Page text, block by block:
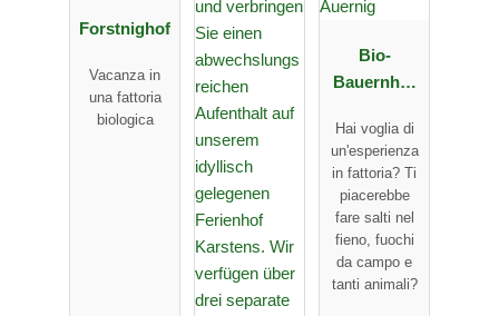
Forstnighof
Vacanza in
una fattoria
biologica
Bio-
Bauernhof
Hai voglia di
un'esperienza
in fattoria? Ti
piacerebbe
fare salti nel
fieno, fuochi
da campo e
tanti animali?